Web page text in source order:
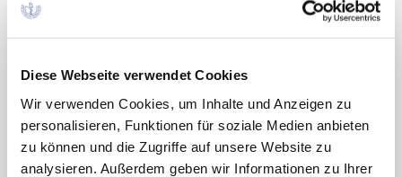
Diese Webseite verwendet Cookies
Wir verwenden Cookies, um Inhalte und Anzeigen zu
personalisieren, Funktionen für soziale Medien anbieten
zu können und die Zugriffe auf unsere Website zu
analysieren. Außerdem geben wir Informationen zu Ihrer
Geänderter Abschnitt in Fachinformation
Weitere Informationen finden Sie hier